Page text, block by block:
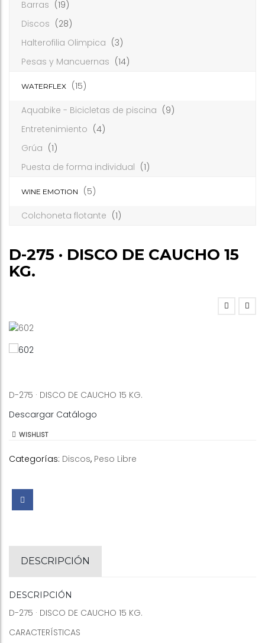
Barras (19)
Discos (28)
Halterofilia Olimpica (3)
Pesas y Mancuernas (14)
WATERFLEX (15)
Aquabike - Bicicletas de piscina (9)
Entretenimiento (4)
Grúa (1)
Puesta de forma individual (1)
WINE EMOTION (5)
Colchoneta flotante (1)
D-275 · DISCO DE CAUCHO 15
KG.
D-275 · DISCO DE CAUCHO 15 KG.
Descargar Catálogo
WISHLIST
Categorías: Discos, Peso Libre
DESCRIPCIÓN
DESCRIPCIÓN
D-275 · DISCO DE CAUCHO 15 KG.
CARACTERÍSTICAS